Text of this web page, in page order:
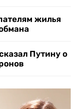
жилья
Путину о